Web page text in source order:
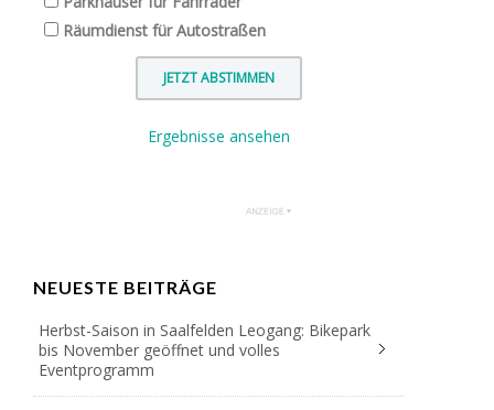
Räumdienst für Autostraßen
Ergebnisse ansehen
NEUESTE BEITRÄGE
Herbst-Saison in Saalfelden Leogang: Bikepark
bis November geöffnet und volles
Eventprogramm